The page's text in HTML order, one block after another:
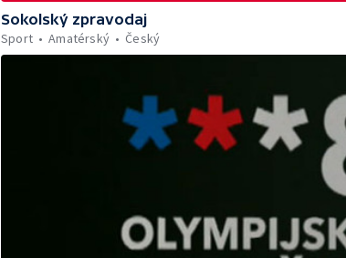
Sokolský zpravodaj
Sport
Amatérský Český